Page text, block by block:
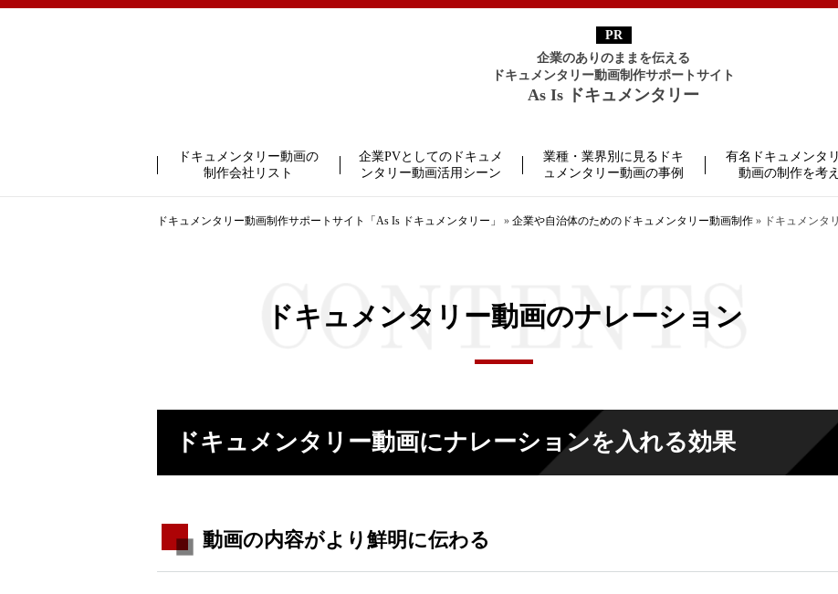
企業のありのままを伝える
ドキュメンタリー動画制作サポートサイト
As Is ドキュメンタリー
ドキュメンタリー動画の
制作会社リスト
企業PVとしてのドキュメ
ンタリー動画活用シーン
業種・業界別に見るドキ
ュメンタリー動画の事例
有名ドキュメンタ
動画の制作を考
ドキュメンタリー動画制作サポートサイト「As Is ドキュメンタリー」 » 企業や自治体のためのドキュメンタリー動画制作 » ドキュメンタ
ドキュメンタリー動画のナレーション
ドキュメンタリー動画にナレーションを入れる効果
動画の内容がより鮮明に伝わる